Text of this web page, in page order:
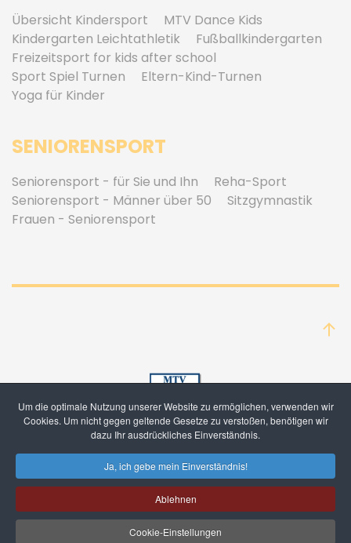
Um die optimale Nutzung unserer Website zu ermöglichen, verwenden wir
Cookies. Um nicht gegen geltende Gesetze zu verstoßen, benötigen wir
dazu Ihr ausdrückliches Einverständnis.
Ja, ich gebe mein Einverständnis!
Ablehnen
Cookie-Einstellungen
Übersicht Kindersport
MTV Dance Kids
Kindergarten Leichtathletik
Fußballkindergarten
Freizeitsport for kids after school
Sport Spiel Turnen
Eltern-Kind-Turnen
Yoga für Kinder
SENIORENSPORT
Seniorensport - für Sie und Ihn
Reha-Sport
Seniorensport - Männer über 50
Sitzgymnastik
Frauen - Seniorensport
Mitglied werden
Datenschutz